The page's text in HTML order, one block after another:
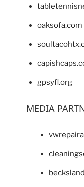
oaksofa.com
gpsyfl.org
MEDIA